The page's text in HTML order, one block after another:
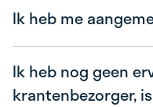
Ik heb me
Ik heb nog geen
krantenbezorger,